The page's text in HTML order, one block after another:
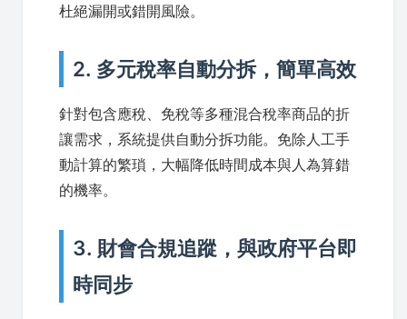
杜絕漏開或錯開風險。
2. 多元稅率自動分拆，簡單高效
針對包含應稅、免稅等多種混合稅率商品的折
讓需求，系統提供自動分拆功能。免除人工手
動計算的繁瑣，大幅降低時間成本與人為算錯
的機率。
3. 財會合規追蹤，與政府平台即
時同步